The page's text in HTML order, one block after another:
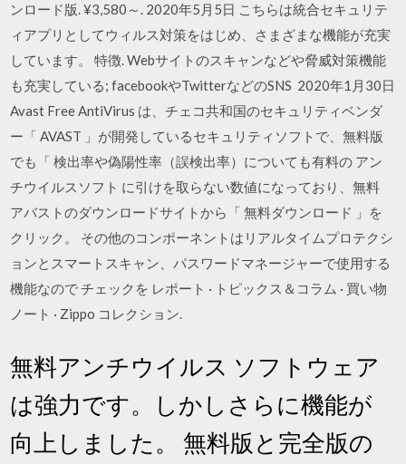
ンロード版. ¥3,580～. 2020年5月5日 こちらは統合セキュリテ
ィアプリとしてウィルス対策をはじめ、さまざまな機能が充実
しています。 特徴. Webサイトのスキャンなどや脅威対策機能
も充実している; facebookやTwitterなどのSNS 2020年1月30日
Avast Free AntiVirus は、チェコ共和国のセキュリティベンダ
ー「 AVAST 」が開発しているセキュリティソフトで、無料版
でも「 検出率や偽陽性率（誤検出率）についても有料の アン
チウイルスソフト に引けを取らない数値になっており、無料
アバストのダウンロードサイトから「 無料ダウンロード 」を
クリック。 その他のコンポーネントはリアルタイムプロテクシ
ョンとスマートスキャン、パスワードマネージャーで使用する
機能なので チェックを レポート · トピックス＆コラム · 買い物
ノート · Zippo コレクション.
無料アンチウイルス ソフトウェア
は強力です。しかしさらに機能が
向上しました。 無料版と完全版の